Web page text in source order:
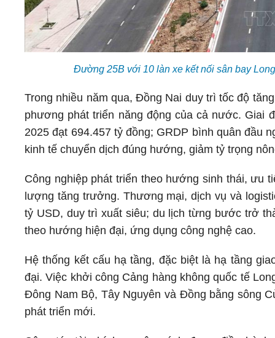
Đường 25B với 10 làn xe kết nối sân bay
Trong nhiều năm qua, Đồng Nai duy trì tốc độ
phương phát triển năng động của cả nước. Giai
2025 đạt 694.457 tỷ đồng; GRDP bình quân đầu
kinh tế chuyển dịch đúng hướng, giảm tỷ trọng
Công nghiệp phát triển theo hướng sinh thái, ưu
lượng tăng trưởng. Thương mại, dịch vụ và
tỷ USD, duy trì xuất siêu; du lịch từng bước trở
theo hướng hiện đại, ứng dụng công nghệ cao.
Hệ thống kết cấu hạ tầng, đặc biệt là hạ tầng
đại. Việc khởi công Cảng hàng không quốc tế
Đông Nam Bộ, Tây Nguyên và Đồng bằng sông
phát triển mới.